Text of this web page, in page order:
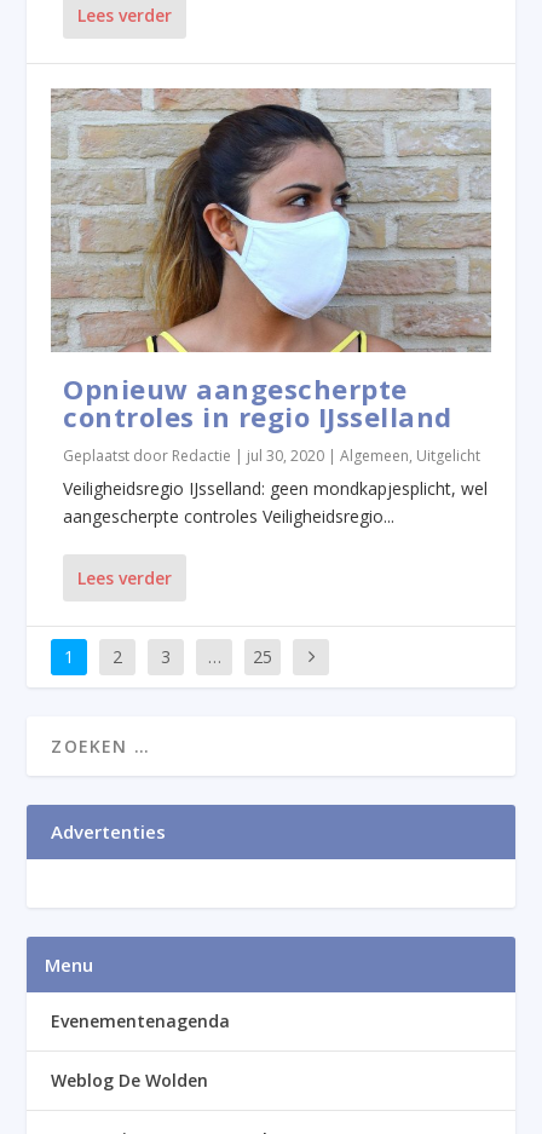
Lees verder
Opnieuw aangescherpte
controles in regio IJsselland
Geplaatst door Redactie | jul 30, 2020 |Algemeen, Uitgelicht
Veiligheidsregio IJsselland: geen mondkapjesplicht, wel
aangescherpte controles Veiligheidsregio...
Lees verder
1 2 3 … 25
Advertenties
Menu
Evenementenagenda
Weblog De Wolden